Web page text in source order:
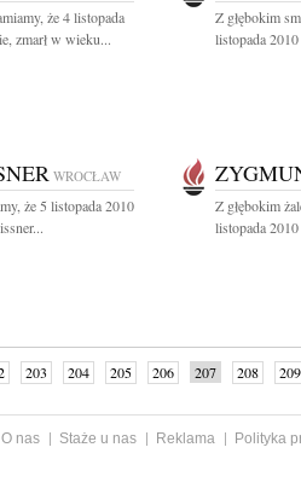
że 4 listopada
zmarł w wieku...
Z głębokim
listopada
WROCŁAW
że 5 listopada 2010
Z głębokim
listopada
203 204 205 206 207 208
209
O nas Staże u nas Reklama
Polityka